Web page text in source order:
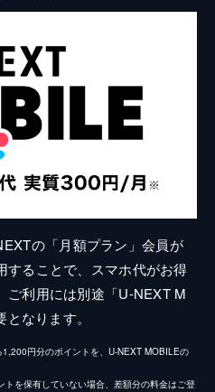
の「月額プラン」会員が
することで、スマホ代がお得
ご利用には別途「U-NEXT M
なります。
円分のポイントを、U-NEXT MOBILEの
を保有していない場合、差額分の料金はご登